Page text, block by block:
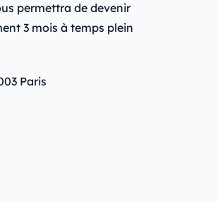
permettra de devenir
3 mois à temps plein
Paris